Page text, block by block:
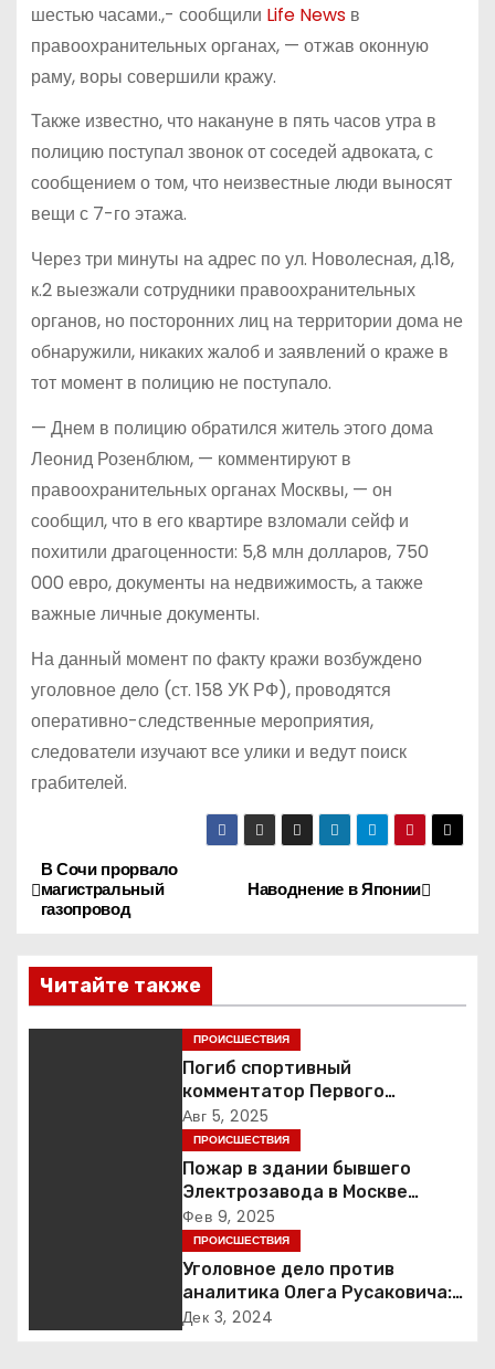
шестью часами.,- сообщили Life Newsв
правоохранительных органах, — отжав оконную
раму, воры совершили кражу.
Также известно, что накануне в пять часов утра в
полицию поступал звонок от соседей адвоката, с
сообщением о том, что неизвестные люди выносят
вещи с 7-го этажа.
Через три минуты на адрес по ул. Новолесная, д.18,
к.2 выезжали сотрудники правоохранительных
органов, но посторонних лиц на территории дома не
обнаружили, никаких жалоб и заявлений о краже в
тот момент в полицию не поступало.
— Днем в полицию обратился житель этого дома
Леонид Розенблюм, — комментируют в
правоохранительных органах Москвы, — он
сообщил, что в его квартире взломали сейф и
похитили драгоценности: 5,8 млн долларов, 750
000 евро, документы на недвижимость, а также
важные личные документы.
На данный момент по факту кражи возбуждено
уголовное дело (ст. 158 УК РФ), проводятся
оперативно-следственные мероприятия,
следователи изучают все улики и ведут поиск
грабителей.
Н
а
в
и
Наводнение в Японии
В Сочи прорвало
магистральный
газопровод
Читайте также
ПРОИСШЕСТВИЯ
Погиб спортивный
комментатор Первого
Александр Гришин
Авг 5, 2025
ПРОИСШЕСТВИЯ
Пожар в здании бывшего
Электрозавода в Москве
успешно ликвидирован
Фев 9, 2025
ПРОИСШЕСТВИЯ
Уголовное дело против
аналитика Олега Русаковича:
обвинения, вымогательство и
Дек 3, 2024